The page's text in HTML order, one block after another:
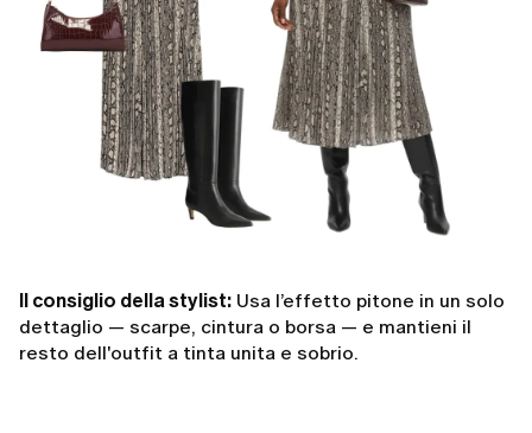
Il consiglio della stylist: Usa l’effetto pitone in un solo
dettaglio — scarpe, cintura o borsa — e mantieni il
resto dell'outfit a tinta unita e sobrio.